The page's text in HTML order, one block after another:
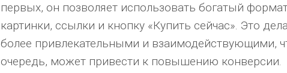
первых, он позволяет использовать богатый
картинки, ссылки и кнопку «Купить сейчас». Это
более привлекательными и взаимодействующими,
очередь, может привести к повышению конверсии.